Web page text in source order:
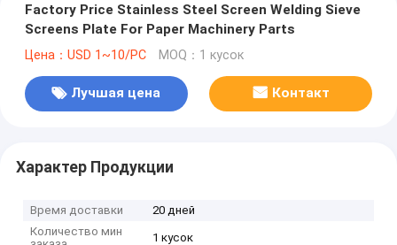
Factory Price Stainless Steel Screen Welding Sieve
Screens Plate For Paper Machinery Parts
Цена：USD 1~10/PC MOQ：1 кусок
Лучшая цена Контакт
Характер Продукции
Время доставки
20 дней
Количество мин
1 кусок